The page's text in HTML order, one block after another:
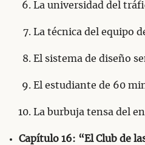
La universidad del
La técnica del equipo
El sistema de diseño
El estudiante de 60
La burbuja tensa del
Capítulo 16: “El Club de